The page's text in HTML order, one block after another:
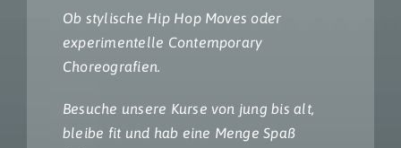
Ob stylische Hip Hop Moves oder
experimentelle Contemporary
Choreografien.
Besuche unsere Kurse von jung bis alt,
bleibe fit und hab eine Menge Spaß